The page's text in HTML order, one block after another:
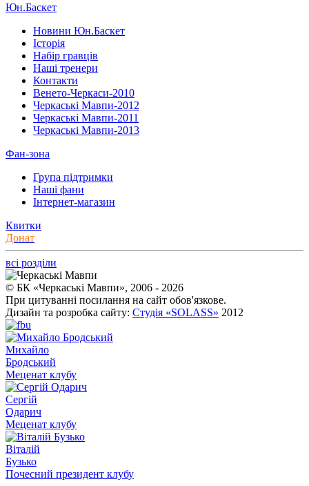
Юн.Баскет
Новини Юн.Баскет
Історія
Набір гравців
Наші тренери
Контакти
Венето-Черкаси-2010
Черкаські Мавпи-2012
Черкаські Мавпи-2011
Черкаські Мавпи-2013
Фан-зона
Група підтримки
Наші фани
Інтернет-магазин
Квитки
Донат
всі розділи
© БК «Черкаські Мавпи», 2006 - 2026
При цитуванні посилання на сайт обов'язкове.
Дизайн та розробка сайту: Студія «SOLASS» 2012
Михайло
Бродський
Меценат клубу
Сергій
Одарич
Меценат клубу
Віталій
Бузько
Почесний президент клубу